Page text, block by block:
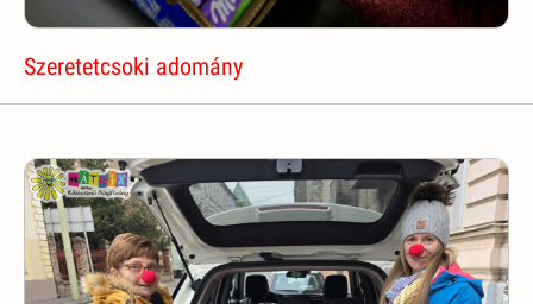
Szeretetcsoki adomány